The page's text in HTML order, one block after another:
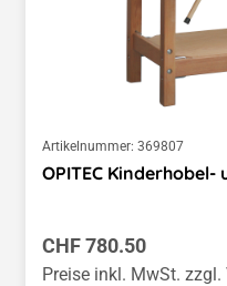
Artikelnummer: 369807
OPITEC Kinderhobel-
Regulärer Preis:
CHF 780.50
Preise inkl. MwSt.